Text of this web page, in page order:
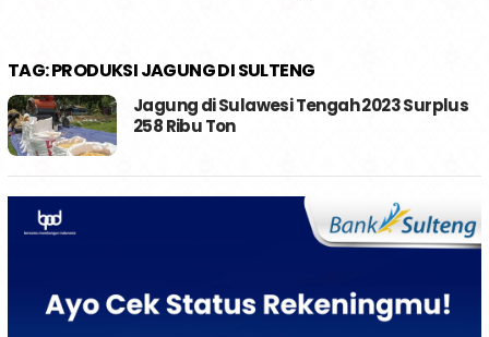
TAG:PRODUKSI JAGUNG DI SULTENG
Jagung di Sulawesi Tengah 2023 Surplus
258 Ribu Ton